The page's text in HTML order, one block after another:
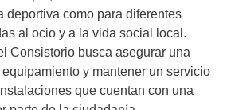
deportiva como para diferentes
al ocio y a la vida social local.
Consistorio busca asegurar una
y mantener un servicio
que cuentan con una